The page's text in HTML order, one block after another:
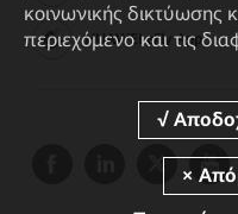
HUAWEI eFly App
κοινωνικής δικτύωσης
περιεχόμενο και τις